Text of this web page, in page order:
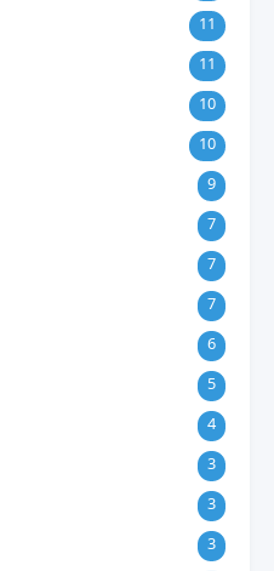
11
11
10
10
9
7
7
7
6
5
4
3
3
3